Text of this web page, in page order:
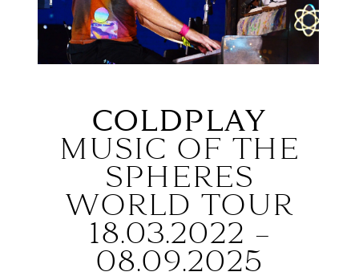
COLDPLAY
MUSIC OF THE
SPHERES
WORLD TOUR
18.03.2022 –
08.09.2025